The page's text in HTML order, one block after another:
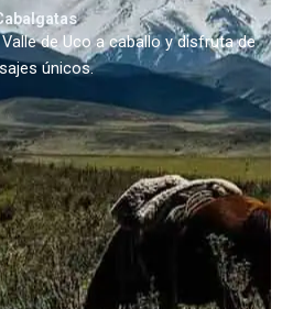
de Uco a caballo y disfruta de
únicos.